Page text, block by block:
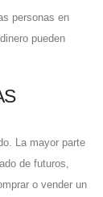
personas en
pueden
La mayor parte
de futuros,
o vender un